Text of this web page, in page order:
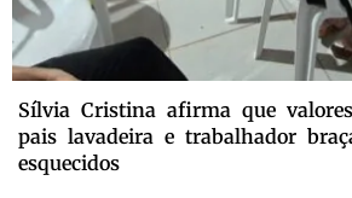
Sílvia Cristina afirma que
pais lavadeira e trabalhador
esquecidos